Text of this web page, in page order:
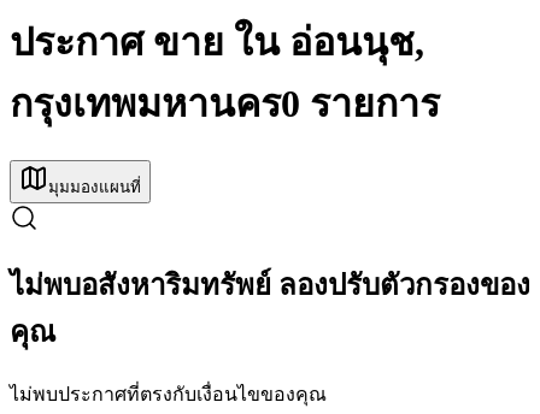
ประกาศ ขาย ใน อ่อนนุช,
กรุงเทพมหานคร0 รายการ
มุมมองแผนที่
ไม่พบอสังหาริมทรัพย์ ลองปรับตัวกรองของ
คุณ
ไม่พบประกาศที่ตรงกับเงื่อนไขของคุณ